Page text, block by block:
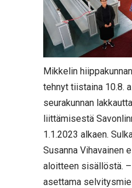
Mikkelin
tehnyt tiistaina 10.8.
seurakunnan
liittämisestä
1.1.2023 alkaen.
Susanna Vihavainen
aloitteen sisällöstä.
asettama